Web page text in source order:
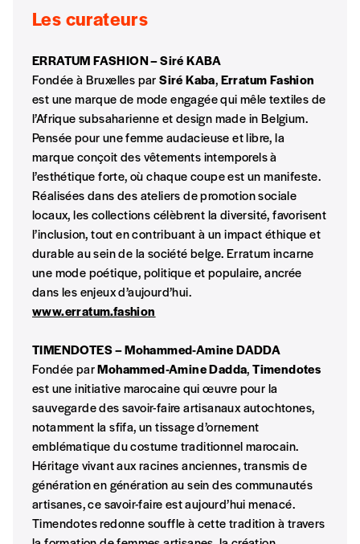
Les mots de passe ne correspondent pas
INSCRIPTION
*champs obligatoires
NOS
FORMULES
Abonnement
1 an = 5 numéros
20€*/an
*Prix indicatif, frais de port inclus
5€*
*Prix indicatif, frais de port inclus
Je m'abonne à l'Imag
Format papier (livraison uniquement
en Belgique)
Les curateurs
ERRATUM FASHION – Siré KABA
Fondée à Bruxelles parSiré Kaba,Erratum Fashion
est une marque de mode engagée qui mêle textiles de
l’Afrique subsaharienne et design made in Belgium.
Pensée pour une femme audacieuse et libre, la
marque conçoit des vêtements intemporels à
l’esthétique forte, où chaque coupe est un manifeste.
Réalisées dans des ateliers de promotion sociale
locaux, les collections célèbrent la diversité, favorisent
l’inclusion, tout en contribuant à un impact éthique et
durable au sein de la société belge. Erratum incarne
une mode poétique, politique et populaire, ancrée
dans les enjeux d’aujourd’hui.
www.erratum.fashion
TIMENDOTES– Mohammed-Amine DADDA
Fondée parMohammed-Amine Dadda,Timendotes
est une initiative marocaine qui œuvre pour la
sauvegarde des savoir-faire artisanaux autochtones,
notamment la sfifa, un tissage d’ornement
emblématique du costume traditionnel marocain.
Héritage vivant aux racines anciennes, transmis de
génération en génération au sein des communautés
artisanes, ce savoir-faire est aujourd’hui menacé.
Timendotes redonne souffle à cette tradition à travers